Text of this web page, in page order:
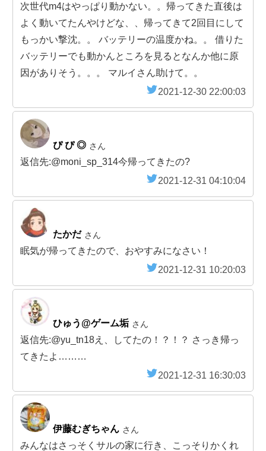
次世代m4はやっぱり動かない。。帰ってきた直後は
よく動いてたんやけどな、、帰ってきて2回目にして
もっかい撃沈。。 バッテリーの温度かね。。 借りた
バッテリーでも動かんところを見るとなんか他に原
因がありそう。。。 マルイさん助けて。。
2021-12-30 22:00:03
ぴ ぴ ◎ さん
返信先:@moni_sp_314今帰ってきたの?
2021-12-31 04:10:04
たかだ さん
眠気が帰ってきたので、おやすみになさい！
2021-12-31 10:20:03
ひゅう@ゲーム垢 さん
返信先:@yu_tn18え、してたの！？！？ さっき帰っ
てきたよ………
2021-12-31 16:30:03
伊藤むぎちゃん さん
みんなはさっそくサルの家に行き、こっそりかくれ